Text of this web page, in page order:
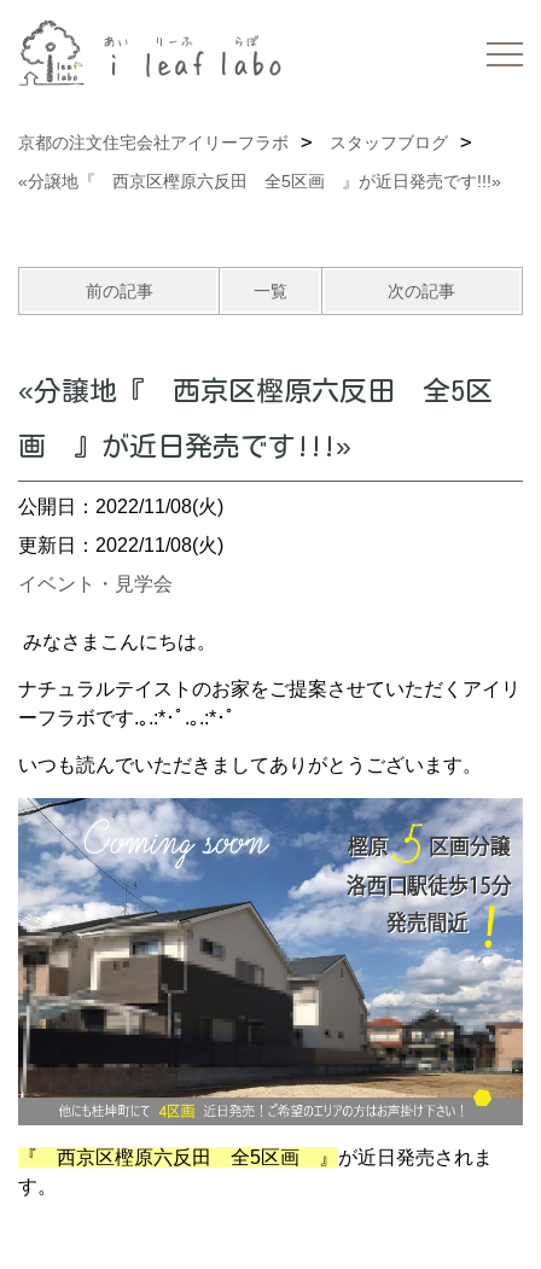
京都の注文住宅会社アイリーフラボ
スタッフブログ
«分譲地『 西京区樫原六反田 全5区画 』が近日発売です!!!»
前の記事 一覧 次の記事
«分譲地『 西京区樫原六反田 全5区
画 』が近日発売です!!!»
公開日：2022/11/08(火)
更新日：2022/11/08(火)
イベント・見学会
みなさまこんにちは。
ナチュラルテイストのお家をご提案させていただくアイリ
ーフラボです.｡.:*･ﾟ.｡.:*･ﾟ
いつも読んでいただきましてありがとうございます。
『 西京区樫原六反田 全5区画 』 が近日発売されま
す。